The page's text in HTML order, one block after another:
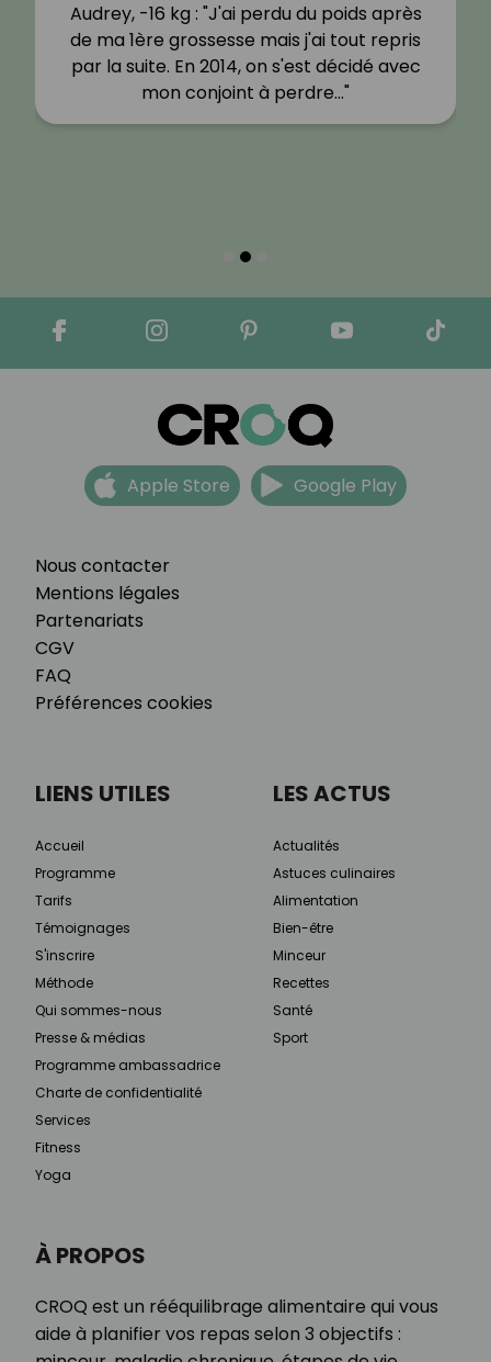
Audrey, -16 kg : "J'ai perdu du poids après
de ma 1ère grossesse mais j'ai tout repris
par la suite. En 2014, on s'est décidé avec
mon conjoint à perdre…"
Nous contacter
Mentions légales
Partenariats
CGV
FAQ
Préférences cookies
Apple Store Google Play
À PROPOS
CROQ est un rééquilibrage alimentaire qui vous
aide à planifier vos repas selon 3 objectifs :
LIENS UTILES
Accueil
Programme
Tarifs
Témoignages
S'inscrire
Méthode
Qui sommes-nous
Presse & médias
Programme ambassadrice
Charte de confidentialité
Services
Fitness
Yoga
LES ACTUS
Actualités
Astuces culinaires
Alimentation
Bien-être
Minceur
Recettes
Santé
Sport